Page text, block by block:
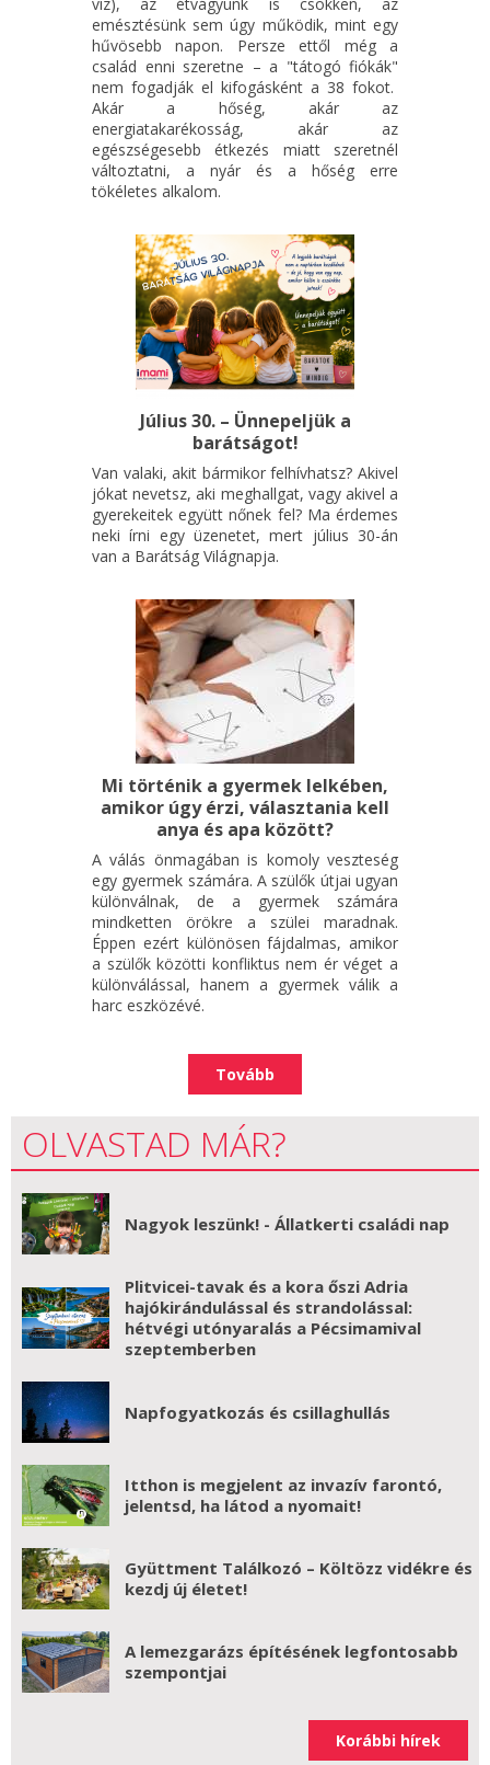
víz), az étvágyunk is csökken, az
emésztésünk sem úgy működik, mint egy
hűvösebb napon. Persze ettől még a
család enni szeretne – a "tátogó fiókák"
nem fogadják el kifogásként a 38 fokot.
Akár a hőség, akár az
energiatakarékosság, akár az
egészségesebb étkezés miatt szeretnél
változtatni, a nyár és a hőség erre
tökéletes alkalom.
Július 30. – Ünnepeljük a
barátságot!
Van valaki, akit bármikor felhívhatsz? Akivel
jókat nevetsz, aki meghallgat, vagy akivel a
gyerekeitek együtt nőnek fel? Ma érdemes
neki írni egy üzenetet, mert július 30-án
van a Barátság Világnapja.
Mi történik a gyermek lelkében,
amikor úgy érzi, választania kell
anya és apa között?
A válás önmagában is komoly veszteség
egy gyermek számára. A szülők útjai ugyan
különválnak, de a gyermek számára
mindketten örökre a szülei maradnak.
Éppen ezért különösen fájdalmas, amikor
a szülők közötti konfliktus nem ér véget a
különválással, hanem a gyermek válik a
harc eszközévé.
Tovább
OLVASTAD MÁR?
Nagyok leszünk! - Állatkerti családi nap
Plitvicei-tavak és a kora őszi Adria
hajókirándulással és strandolással:
hétvégi utónyaralás a Pécsimamival
szeptemberben
Napfogyatkozás és csillaghullás
Itthon is megjelent az invazív farontó,
jelentsd, ha látod a nyomait!
Gyüttment Találkozó – Költözz vidékre és
kezdj új életet!
A lemezgarázs építésének legfontosabb
szempontjai
Korábbi hírek